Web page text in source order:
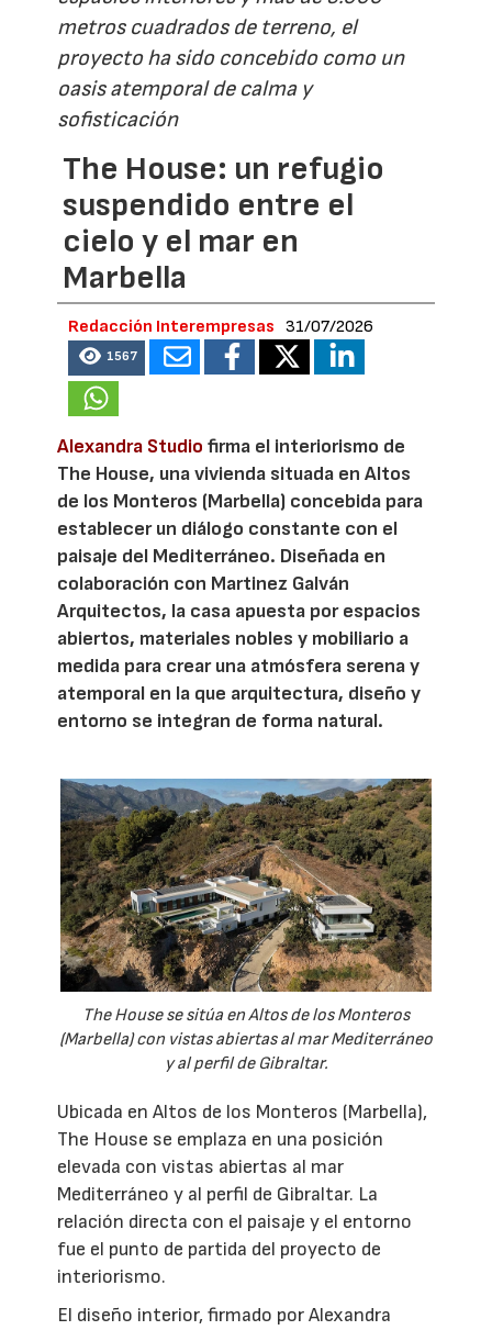
metros cuadrados de terreno, el
proyecto ha sido concebido como un
oasis atemporal de calma y
sofisticación
The House: un refugio
suspendido entre el
cielo y el mar en
Marbella
Redacción Interempresas 31/07/2026
1567
Alexandra Studio firma el interiorismo de
The House, una vivienda situada en Altos
de los Monteros (Marbella) concebida para
establecer un diálogo constante con el
paisaje del Mediterráneo. Diseñada en
colaboración con Martinez Galván
Arquitectos, la casa apuesta por espacios
abiertos, materiales nobles y mobiliario a
medida para crear una atmósfera serena y
atemporal en la que arquitectura, diseño y
entorno se integran de forma natural.
The House se sitúa en Altos de los Monteros
(Marbella) con vistas abiertas al mar Mediterráneo
y al perfil de Gibraltar.
Ubicada en Altos de los Monteros (Marbella),
The House se emplaza en una posición
elevada con vistas abiertas al mar
Mediterráneo y al perfil de Gibraltar. La
relación directa con el paisaje y el entorno
fue el punto de partida del proyecto de
interiorismo.
El diseño interior, firmado por Alexandra